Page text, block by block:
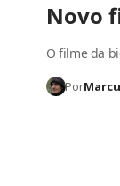
Novo
O filme da
Por